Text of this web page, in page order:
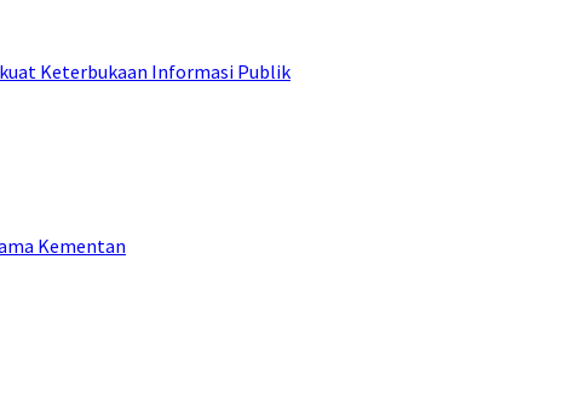
Keterbukaan Informasi Publik
Kementan